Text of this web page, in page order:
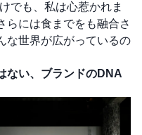
でも、私は心惹かれま
らには食までをも融合さ
な世界が広がっているの
ない、ブランドのDNA